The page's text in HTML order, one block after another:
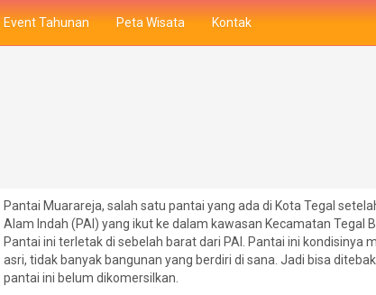
Event Tahunan Peta Wisata Kontak
Pantai Muarareja, salah satu pantai yang ada di Kota Tegal
Alam Indah (PAI) yang ikut ke dalam kawasan Kecamatan Tegal
Pantai ini terletak di sebelah barat dari PAI. Pantai ini kondisinya
asri, tidak banyak bangunan yang berdiri di sana. Jadi bisa
pantai ini belum dikomersilkan.